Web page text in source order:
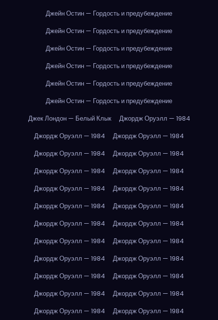
Джейн Остин — Гордость и предубеждение
Джейн Остин — Гордость и предубеждение
Джейн Остин — Гордость и предубеждение
Джейн Остин — Гордость и предубеждение
Джейн Остин — Гордость и предубеждение
Джейн Остин — Гордость и предубеждение
Джек Лондон — Белый Клык
Джордж Оруэлл — 1984
Джордж Оруэлл — 1984
Джордж Оруэлл — 1984
Джордж Оруэлл — 1984
Джордж Оруэлл — 1984
Джордж Оруэлл — 1984
Джордж Оруэлл — 1984
Джордж Оруэлл — 1984
Джордж Оруэлл — 1984
Джордж Оруэлл — 1984
Джордж Оруэлл — 1984
Джордж Оруэлл — 1984
Джордж Оруэлл — 1984
Джордж Оруэлл — 1984
Джордж Оруэлл — 1984
Джордж Оруэлл — 1984
Джордж Оруэлл — 1984
Джордж Оруэлл — 1984
Джордж Оруэлл — 1984
Джордж Оруэлл — 1984
Джордж Оруэлл — 1984
Джордж Оруэлл — 1984
Джордж Оруэлл — 1984